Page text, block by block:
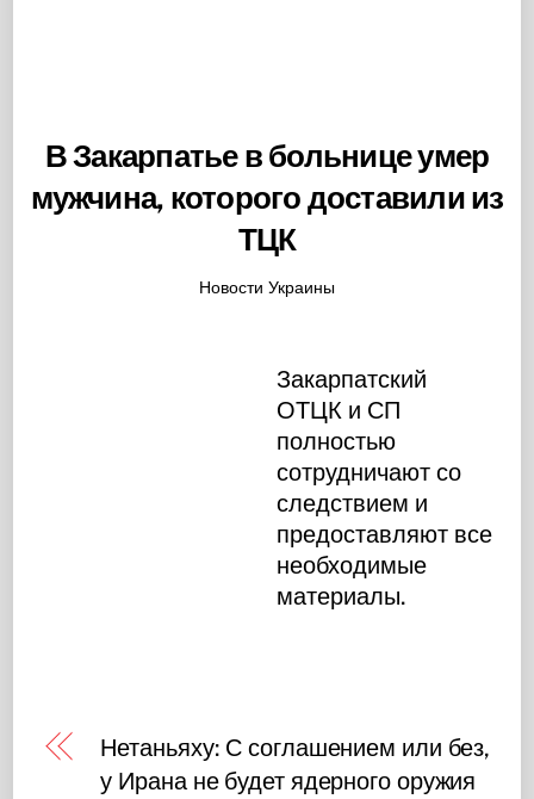
В Закарпатье в больнице умер
мужчина, которого доставили из
ТЦК
Новости Украины
Закарпатский
ОТЦК и СП
полностью
сотрудничают со
следствием и
предоставляют все
необходимые
материалы.
Нетаньяху: С соглашением или без,
у Ирана не будет ядерного оружия